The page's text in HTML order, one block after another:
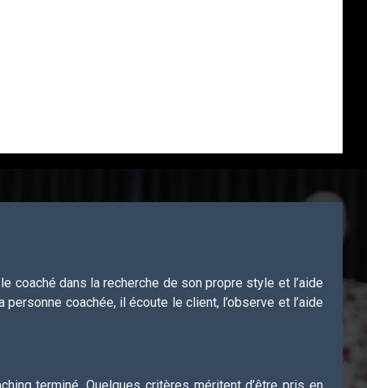
coaché dans la recherche de son propre style et l’aide
coachée, il écoute le client, l’observe et l’aide